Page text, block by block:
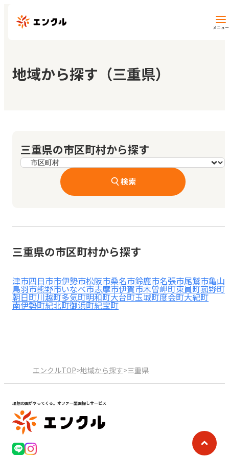
メニュー
保育園・幼稚園を探す
マイページ
閲覧履歴
見学日記
メッセージ
おすすめの園
地域から探す（三重県）
三重県の市区町村から探す
検索
三重県の市区町村から探す
津市四日市市伊勢市松阪市桑名市鈴鹿市名張市尾鷲市亀山
鳥羽市熊野市いなべ市志摩市伊賀市木曽岬町東員町菰野町
朝日町川越町多気町明和町大台町玉城町度会町大紀町
南伊勢町紀北町御浜町紀宝町
エンクルTOP>地域から探す>三重県
理想の園がやってくる。オファー型園探しサービス